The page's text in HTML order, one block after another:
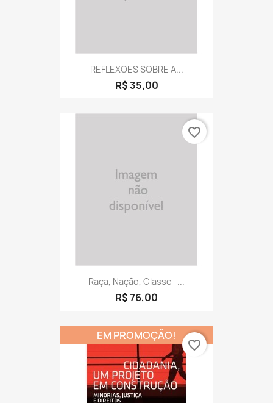
REFLEXOES SOBRE A...
R$ 35,00
Raça, Nação, Classe -...
R$ 76,00
favorite_border
EM PROMOÇÃO!
favorite_border